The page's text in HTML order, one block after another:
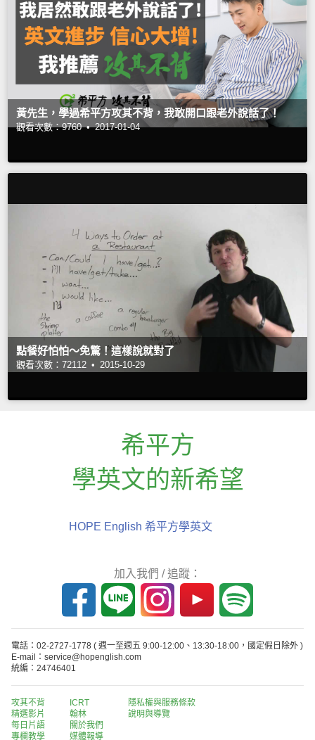
黃先生，學過希平方攻其不背，我敢開口跟老外說話了！
觀看次數：9760 • 2017-01-04
點餐好怕怕～免驚！這樣說就對了
觀看次數：72112 • 2015-10-29
希平方
學英文的新希望
HOPE English 希平方學英文
加入我們 / 追蹤：
電話：02-2727-1778 ( 週一至週五 9:00-12:00、13:30-18:00，國定假日除外 )
E-mail：service@hopenglish.com
統編：24746401
攻其不背
精選影片
每日片語
專欄教學
ICRT
翰林
關於我們
媒體報導
隱私權與服務條款
說明與導覽